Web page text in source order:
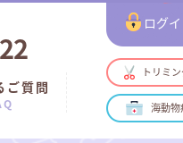
ご質問
ログ
トリミ
海動